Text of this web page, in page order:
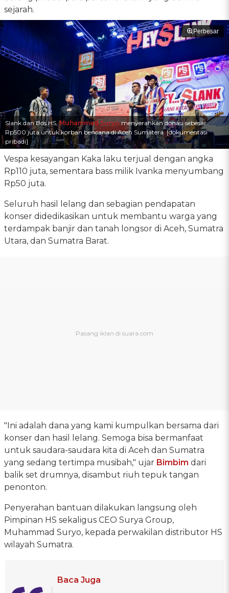
sejarah.
Perbesar
Slank dan Bos HS,Muhammad Suryomenyerahkan donasi sebesar
Rp500 juta untuk korban bencana di Aceh Sumatera. [dokumentasi
pribadi]
Vespa kesayangan Kaka laku terjual dengan angka
Rp110 juta, sementara bass milik Ivanka menyumbang
Rp50 juta.
Seluruh hasil lelang dan sebagian pendapatan
konser didedikasikan untuk membantu warga yang
terdampak banjir dan tanah longsor di Aceh, Sumatra
Utara, dan Sumatra Barat.
"Ini adalah dana yang kami kumpulkan bersama dari
konser dan hasil lelang. Semoga bisa bermanfaat
untuk saudara-saudara kita di Aceh dan Sumatra
yang sedang tertimpa musibah," ujar Bimbim dari
balik set drumnya, disambut riuh tepuk tangan
penonton.
Penyerahan bantuan dilakukan langsung oleh
Pimpinan HS sekaligus CEO Surya Group,
Muhammad Suryo, kepada perwakilan distributor HS
wilayah Sumatra.
Baca Juga